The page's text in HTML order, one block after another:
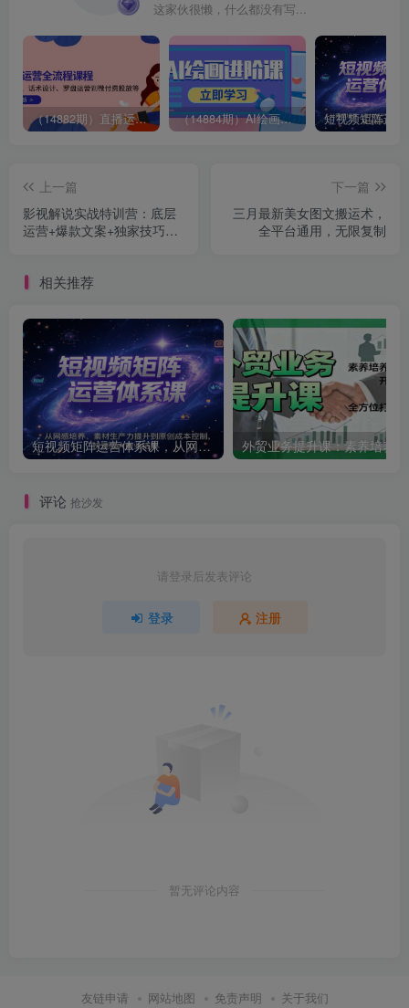
这家伙很懒，什么都没有写...
（14882期）直播运营全流程课程-5月更新：从起号、话术设计、罗盘运营到微付费投放等 （14884期）AI绘画进阶课，涵盖电商摄影等多领域，PS操作与AI工具使用全面教学
上一篇
影视解说实战特训营：底层
运营+爆款文案+独家技巧，
下一篇
三月最新美女图文搬运术，
全平台通用，无限复制
相关推荐
短视频矩阵运营体系课，从网感培养、素材生产力提升到原创成本控制，快速放大商业结果
评论 抢沙发
请登录后发表评论
登录 注册
暂无评论内容
友链申请 网站地图 免责声明 关于我们